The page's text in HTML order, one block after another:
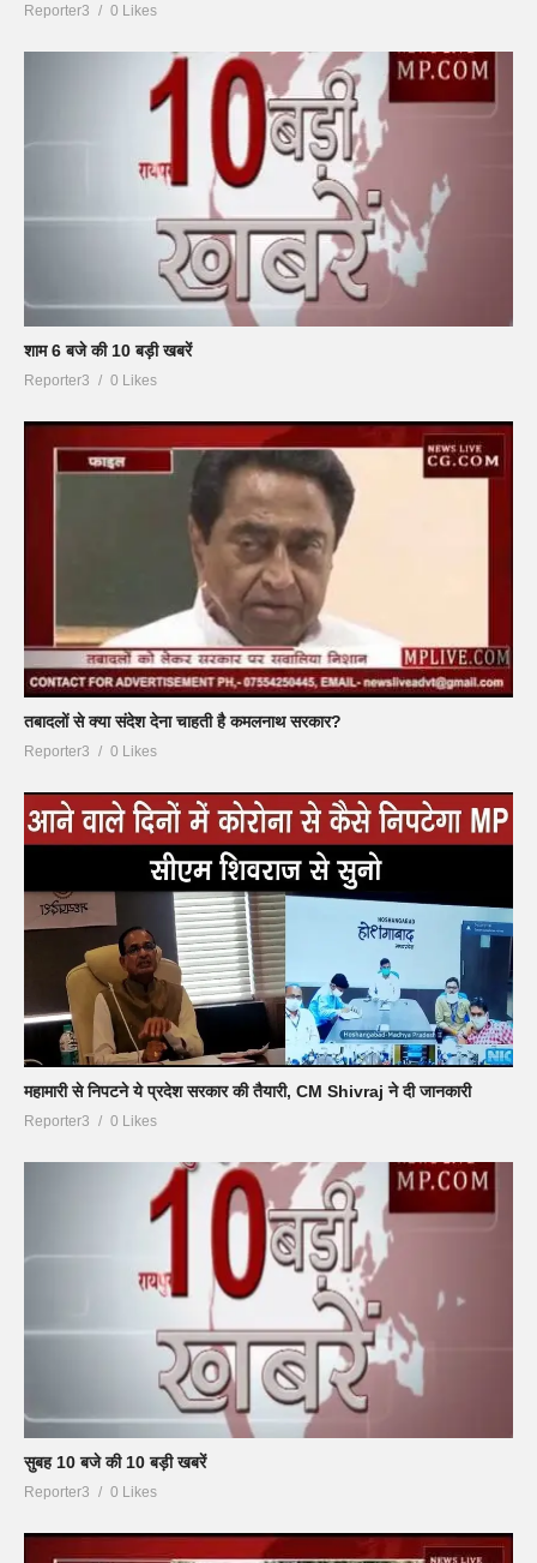
Reporter3 0 Likes
शाम 6 बजे की 10 बड़ी खबरें
Reporter3 0 Likes
तबादलों से क्या संदेश देना चाहती है कमलनाथ सरकार?
Reporter3 0 Likes
महामारी से निपटने ये प्रदेश सरकार की तैयारी, CM Shivraj ने दी जानकारी
Reporter3 0 Likes
सुबह 10 बजे की 10 बड़ी खबरें
Reporter3 0 Likes